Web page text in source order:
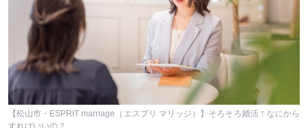
【松山市・ESPRIT marriage（エスプリ マリッジ）】そろそろ婚活！なにから
すればいいの？